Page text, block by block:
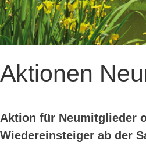
Aktionen
Aktion für Neumitglieder
Wiedereinsteiger ab der